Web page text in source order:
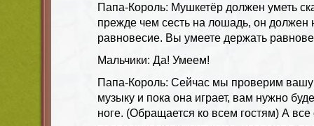
Папа-Король: Мушкетёр должен уметь
прежде чем сесть на лошадь, он должен
равновесие. Вы умеете держать
Мальчики: Да! Умеем!
Папа-Король: Сейчас мы проверим вашу
музыку и пока она играет, вам нужно
ноге. (Обращается ко всем гостям) А